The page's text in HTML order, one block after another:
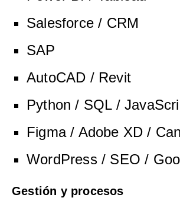
Salesforce / CRM
SAP
AutoCAD / Revit
Python / SQL /
Figma / Adobe XD /
WordPress / SEO /
Gestión y procesos